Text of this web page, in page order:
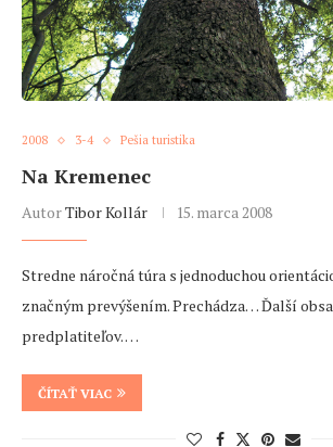
2008 3-4 Pešia turistika
Na Kremenec
AutorTibor Kollár 15. marca 2008
Stredne náročná túra s jednoduchou
značným prevýšením. Prechádza… Ďalší
predplatiteľov. …
ČÍTAŤ VIAC